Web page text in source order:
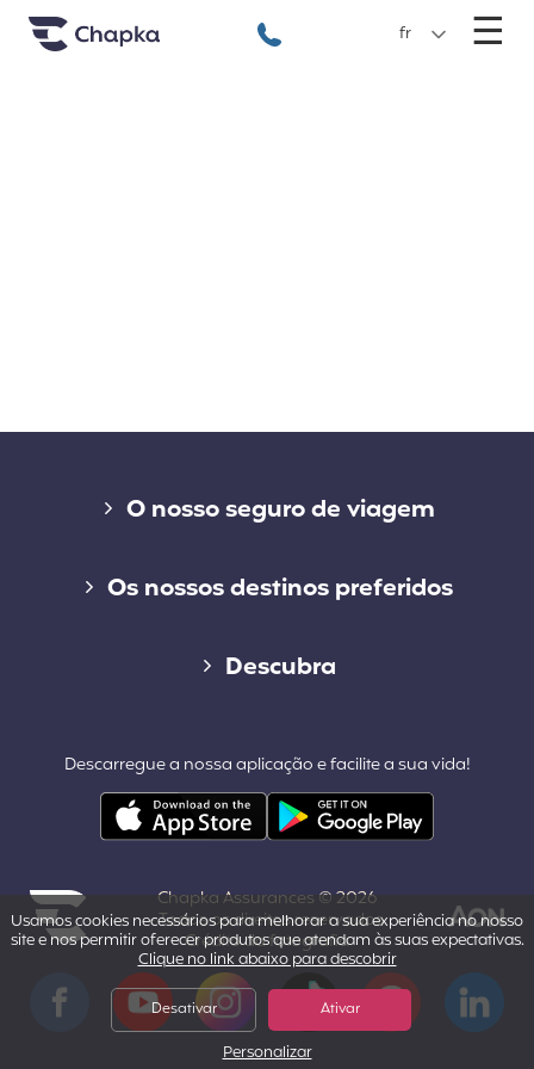
Chapka Seguro Viagem
+351 800 50 01 71
fr ☰
O nosso seguro de viagem
Seguro de curta duração
Cap Student
Os nossos destinos preferidos
Seguro de viagem para a Tailândia
Outros destinos populares
Descubra
Contacto
Quem somos nós?
Aviso legal
Descarregue a nossa aplicação e facilite a sua vida!
Chapka Assurances © 2026
- Todos os direitos reservados.
Crédito da fotografia
Powered by Aon
YouTube Instagram Tiktok Pinterest LinkedIn
Usamos cookies necessários para melhorar a sua experiência no nosso
site e nos permitir oferecer produtos que atendam às suas expectativas.
Clique no link abaixo para descobrir
Desativar Ativar
Personalizar